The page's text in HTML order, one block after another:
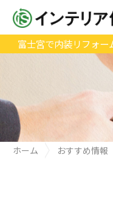
富士宮で内装リフォー
ホーム
おすすめ情報